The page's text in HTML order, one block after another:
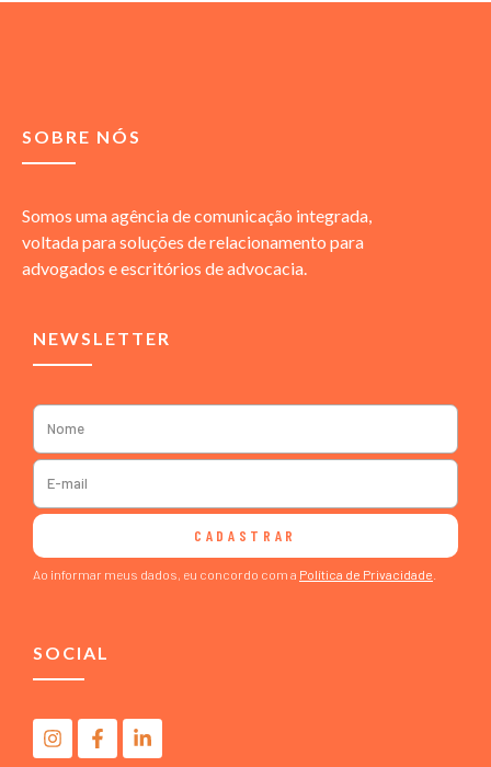
SOBRE NÓS
Somos uma agência de comunicação integrada,
voltada para soluções de relacionamento para
advogados e escritórios de advocacia.
NEWSLETTER
CADASTRAR
Ao informar meus dados, eu concordo com a Política de Privacidade
SOCIAL